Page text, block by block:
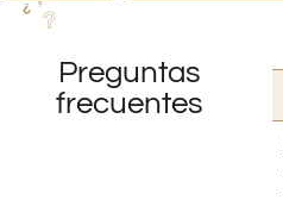
Preguntas
frecuentes